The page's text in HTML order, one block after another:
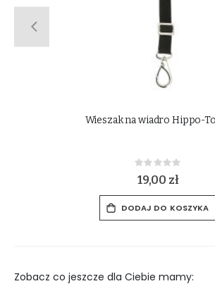
Przenośny wieszak na derki i
Rating:
0%
49,00 zł
DODAJ DO KOSZYKA
Zobacz co jeszcze dla Ciebie mamy: